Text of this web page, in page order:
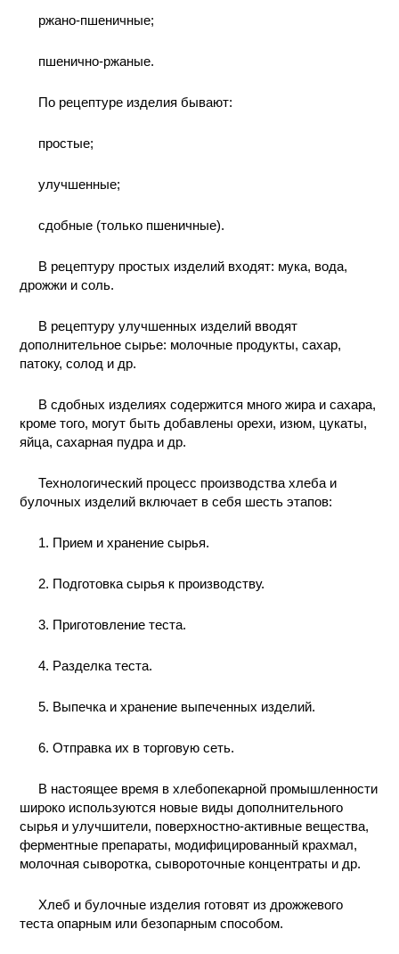
ржано-пшеничные;
пшенично-ржаные.
По рецептуре изделия бывают:
простые;
улучшенные;
сдобные (только пшеничные).
В рецептуру простых изделий входят: мука, вода,
дрожжи и соль.
В рецептуру улучшенных изделий вводят
дополнительное сырье: молочные продукты, сахар,
патоку, солод и др.
В сдобных изделиях содержится много жира и сахара,
кроме того, могут быть добавлены орехи, изюм, цукаты,
яйца, сахарная пудра и др.
Технологический процесс производства хлеба и
булочных изделий включает в себя шесть этапов:
1. Прием и хранение сырья.
2. Подготовка сырья к производству.
3. Приготовление теста.
4. Разделка теста.
5. Выпечка и хранение выпеченных изделий.
6. Отправка их в торговую сеть.
В настоящее время в хлебопекарной промышленности
широко используются новые виды дополнительного
сырья и улучшители, поверхностно-активные вещества,
ферментные препараты, модифицированный крахмал,
молочная сыворотка, сывороточные концентраты и др.
Хлеб и булочные изделия готовят из дрожжевого
теста опарным или безопарным способом.